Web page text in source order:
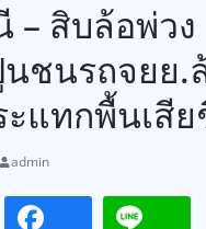
– สิบล้อพ่วง
ชนรถจยย.
แทกพื้นเสี
admin